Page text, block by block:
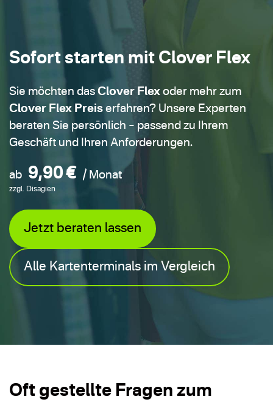
Sofort starten mit Clover Flex
Sie möchten das Clover Flex oder mehr zum
Clover Flex Preis erfahren? Unsere Experten
beraten Sie persönlich – passend zu Ihrem
Geschäft und Ihren Anforderungen.
ab 9,90€ / Monat
zzgl. Disagien
Jetzt beraten lassen
Alle Kartenterminals im Vergleich
Oft gestellte Fragen zum